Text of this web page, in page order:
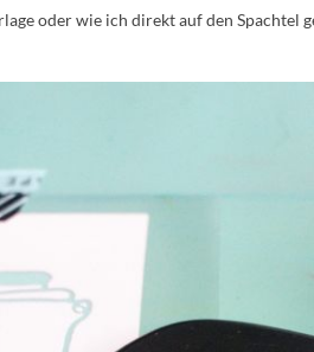
oder wie ich direkt auf den Spachtel